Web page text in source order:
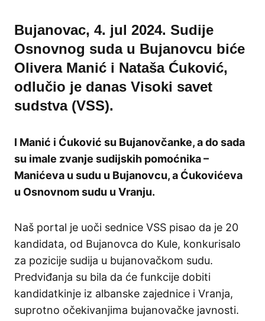
Bujanovac, 4. jul 2024. Sudije
Osnovnog suda u Bujanovcu biće
Olivera Manić i Nataša Ćuković,
odlučio je danas Visoki savet
sudstva (VSS).
I Manić i Ćuković su Bujanovčanke, a do sada
su imale zvanje sudijskih pomoćnika –
Manićeva u sudu u Bujanovcu, a Ćukovićeva
u Osnovnom sudu u Vranju.
Naš portal je uoči sednice VSS pisao da je 20
kandidata, od Bujanovca do Kule, konkurisalo
za pozicije sudija u bujanovačkom sudu.
Predviđanja su bila da će funkcije dobiti
kandidatkinje iz albanske zajednice i Vranja,
suprotno očekivanjima bujanovačke javnosti.